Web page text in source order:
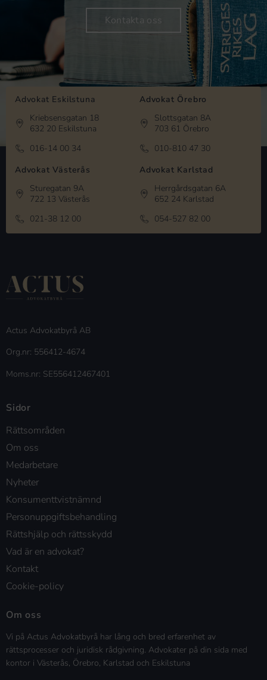
Kontakta oss
Advokat Eskilstuna
Kriebsensgatan 18
632 20 Eskilstuna
016-14 00 34
Advokat Örebro
Slottsgatan 8A
703 61 Örebro
010-810 47 30
Advokat Västerås
Sturegatan 9A
722 13 Västerås
021-38 12 00
Advokat Karlstad
Herrgårdsgatan 6A
652 24 Karlstad
054-527 82 00
Actus Advokatbyrå AB
Org.nr: 556412-4674
Moms.nr: SE556412467401
Sidor
Rättsområden
Om oss
Medarbetare
Nyheter
Konsumenttvistnämnd
Personuppgiftsbehandling
Rättshjälp och rättsskydd
Vad är en advokat?
Kontakt
Cookie-policy
Om oss
Vi på Actus Advokatbyrå har lång och bred erfarenhet av
rättsprocesser och juridisk rådgivning. Advokater på din sida med
kontor i Västerås, Örebro, Karlstad och Eskilstuna